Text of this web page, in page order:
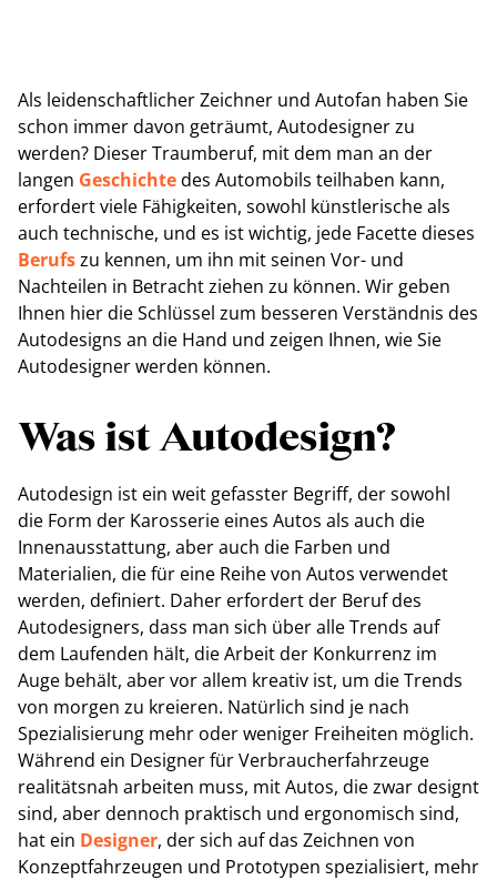
Als leidenschaftlicher Zeichner und Autofan haben Sie
schon immer davon geträumt, Autodesigner zu
werden? Dieser Traumberuf, mit dem man an der
langen Geschichtedes Automobils teilhaben kann,
erfordert viele Fähigkeiten, sowohl künstlerische als
auch technische, und es ist wichtig, jede Facette dieses
Berufszu kennen, um ihn mit seinen Vor- und
Nachteilen in Betracht ziehen zu können. Wir geben
Ihnen hier die Schlüssel zum besseren Verständnis des
Autodesigns an die Hand und zeigen Ihnen, wie Sie
Autodesigner werden können.
Was ist Autodesign?
Autodesign ist ein weit gefasster Begriff, der sowohl
die Form der Karosserie eines Autos als auch die
Innenausstattung, aber auch die Farben und
Materialien, die für eine Reihe von Autos verwendet
werden, definiert. Daher erfordert der Beruf des
Autodesigners, dass man sich über alle Trends auf
dem Laufenden hält, die Arbeit der Konkurrenz im
Auge behält, aber vor allem kreativ ist, um die Trends
von morgen zu kreieren. Natürlich sind je nach
Spezialisierung mehr oder weniger Freiheiten möglich.
Während ein Designer für Verbraucherfahrzeuge
realitätsnah arbeiten muss, mit Autos, die zwar designt
sind, aber dennoch praktisch und ergonomisch sind,
hat ein Designer, der sich auf das Zeichnen von
Konzeptfahrzeugen und Prototypen spezialisiert, mehr